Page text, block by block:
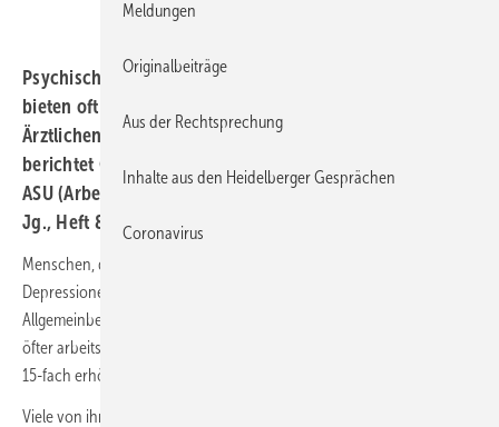
Psychische Erkrankungen bei (Langzeit-)Arbeitslosen
bieten oft einen Anlass für Begutachtungen durch den
Ärztlichen Dienst der Bundesagentur für Arbeit (BA),
berichtet Gabriel Ehren aus Essen in der Fachzeitschrift
ASU (Arbeitsmedizin I Sozialmedizin I Umweltmedizin; 59.
Jg., Heft 8/2024 vom August 2024).
Menschen, die länger arbeitslos sind, leiden häufiger unter
Depressionen, Angststörungen und Suchterkrankungen als die
Allgemeinbevölkerung. Umgekehrt werden psychisch Vorerkrankte
öfter arbeitslos als psychisch Gesunde; je nach Studie wird ein 2- bis
15-fach erhöhtes Risiko geschätzt.
Viele von ihnen befinden sich in einer Ausnahmesituation – sei es
Meldungen
Originalbeiträge
Aus der Rechtsprechung
Inhalte aus den Heidelberger Gesprächen
Coronavirus